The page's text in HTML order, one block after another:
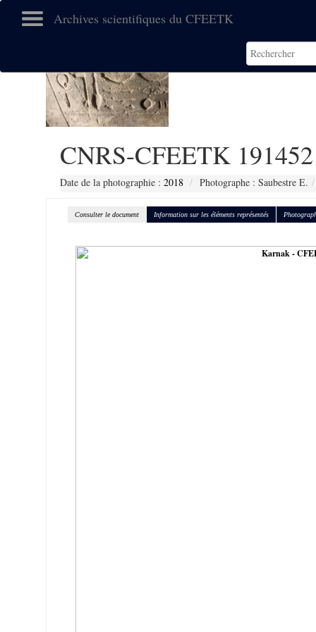
Archives scientifiques du CFEETK
CNRS-CFEETK 191452
Date de la photographie : 2018 Photographe : Saubestre E.
Consulter le document Information sur les éléments représentés